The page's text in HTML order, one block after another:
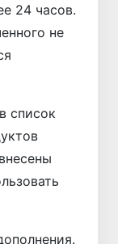
24 часов.
не
список